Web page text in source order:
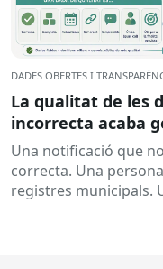
DADES OBERTES I
La qualitat de les
incorrecta acaba
Una notificació que
correcta. Una
registres municipals.